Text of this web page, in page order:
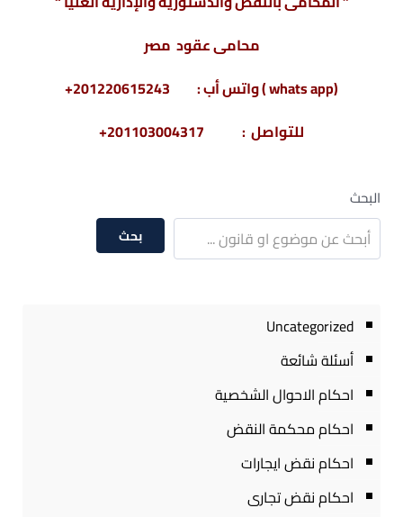
محامى عقود مصر
(whats app ) واتس أب : 201220615243+
للتواصل : 201103004317+
البحث
بحث
Uncategorized
أسئلة شائعة
احكام الاحوال الشخصية
احكام محكمة النقض
احكام نقض ايجارات
احكام نقض تجارى